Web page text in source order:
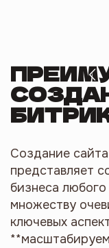
Создание
представляет
бизнеса
множеству
ключевых